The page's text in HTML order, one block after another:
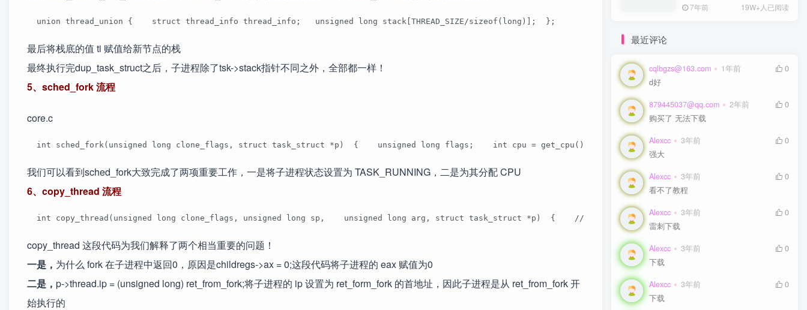
  union thread_union {    struct thread_info thread_info;   unsigned long stack[THREAD_SIZE/sizeof(long)];  };
最后将栈底的值 ti 赋值给新节点的栈
最终执行完dup_task_struct之后，子进程除了tsk->stack指针不同之外，全部都一样！
5、sched_fork 流程
core.c
int sched_fork(unsigned long clone_flags, struct task_struct *p)  {    unsigned long flags;    int cpu = get_cpu();      __sched_fork(clone_flags, p);
我们可以看到sched_fork大致完成了两项重要工作，一是将子进程状态设置为 TASK_RUNNING，二是为其分配 CPU
6、copy_thread 流程
int copy_thread(unsigned long clone_flags, unsigned long sp,    unsigned long arg, struct task_struct *p)  {    //获取寄存器信息    struct pt_regs *childregs
copy_thread 这段代码为我们解释了两个相当重要的问题！
一是， 为什么 fork 在子进程中返回0，原因是childregs->ax = 0;这段代码将子进程的 eax 赋值为0
二是， p->thread.ip = (unsigned long) ret_from_fork;将子进程的 ip 设置为 ret_form_fork 的首地址，因此子进程是从 ret_from_fork 开
始执行的
7年前 19W+人已阅读
最近评论
cqlbgzs@163.com 1年前
0
d好
879445037@qq.com 2年前
0
购买了 无法下载
Alexcc 3年前
0
强大
Alexcc 3年前
0
看不了教程
Alexcc 3年前
0
雷刺下载
Alexcc 3年前
0
下载
Alexcc 3年前
0
下载
7年前 19W+人已阅读
cqlbgzs@163.com 1年前
0
d好
879445037@qq.com 2年前
0
购买了 无法下载
Alexcc 3年前
0
强大
Alexcc 3年前
0
看不了教程
Alexcc 3年前
0
雷刺下载
Alexcc 3年前
0
下载
Alexcc 3年前
0
下载